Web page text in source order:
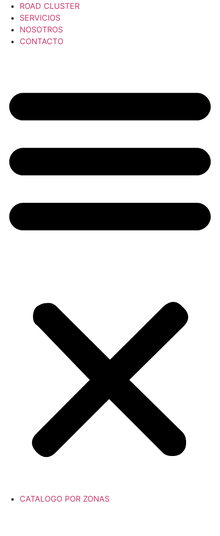
ROAD CLUSTER
SERVICIOS
NOSOTROS
CONTACTO
CATALOGO POR ZONAS